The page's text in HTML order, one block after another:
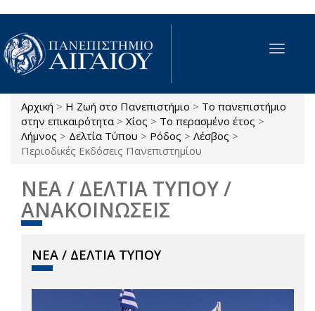
Παράκαμψη προς το κυρίως περιεχόμενο
Toggle
Είστε εδώ
Αρχική > Η Ζωή στο Πανεπιστήμιο > Το πανεπιστήμιο
στην επικαιρότητα > Χίος > Το περασμένο έτος >
Λήμνος > Δελτία Τύπου > Ρόδος > Λέσβος >
Περιοδικές Εκδόσεις Πανεπιστημίου
ΝΕΑ / ΔΕΛΤΙΑ ΤΥΠΟΥ /
ΑΝΑΚΟΙΝΩΣΕΙΣ
ΝΕΑ / ΔΕΛΤΙΑ ΤΥΠΟΥ